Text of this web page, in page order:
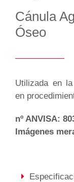
Cánula
Óseo
Utilizada en
en
nº ANVISA:
Imágenes